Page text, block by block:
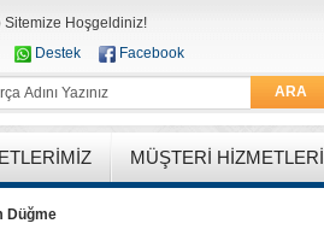
Sitemize Hoşgeldiniz!
Destek
Facebook
ARA
MÜŞTERI HIZMETLERI
Düğme